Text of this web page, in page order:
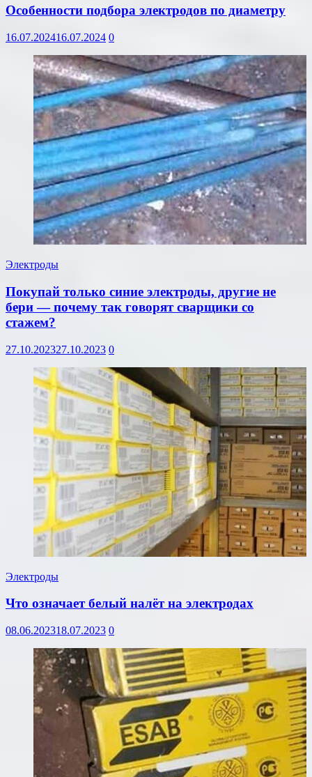
Особенности подбора электродов по диаметру
16.07.202416.07.2024 0
Электроды
Покупай только синие электроды, другие не
бери — почему так говорят сварщики со
стажем?
27.10.202327.10.2023 0
Электроды
Что означает белый налёт на электродах
08.06.202318.07.2023 0